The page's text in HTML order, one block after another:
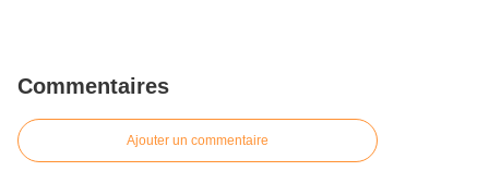
Commentaires
Ajouter un commentaire